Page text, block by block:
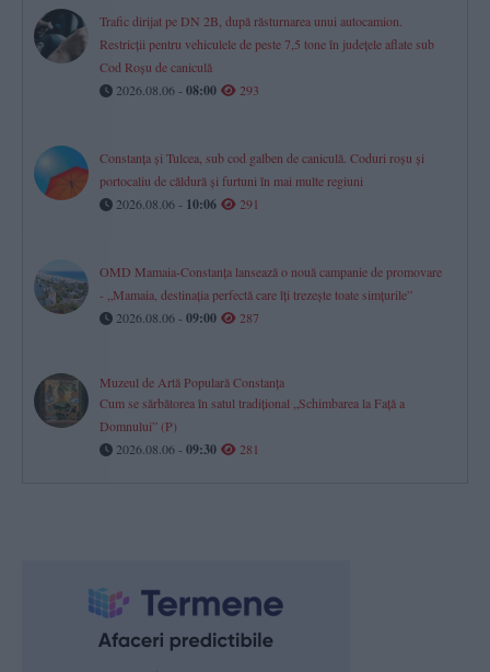
Trafic dirijat pe DN 2B, după răsturnarea unui autocamion.
Restricții pentru vehiculele de peste 7,5 tone în județele aflate sub
Cod Roșu de caniculă
2026.08.06 - 08:00 293
Constanța și Tulcea, sub cod galben de caniculă. Coduri roșu și
portocaliu de căldură și furtuni în mai multe regiuni
2026.08.06 - 10:06 291
OMD Mamaia-Constanța lansează o nouă campanie de promovare
- „Mamaia, destinația perfectă care îți trezește toate simțurile”
2026.08.06 - 09:00 287
Muzeul de Artă Populară Constanța
Cum se sărbătorea în satul tradițional „Schimbarea la Față a
Domnului” (P)
2026.08.06 - 09:30 281